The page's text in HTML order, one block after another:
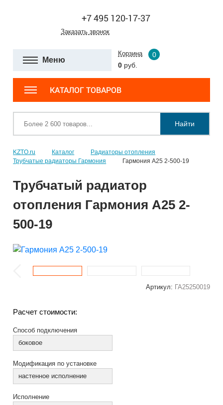
+7 495 120-17-37
Заказать звонок
Меню
Корзина
0
0 руб.
КАТАЛОГ ТОВАРОВ
Найти
KZTO.ru Каталог
Радиаторы отопления
Трубчатые радиаторы Гармония
Гармония А25 2-500-19
Трубчатый радиатор
отопления Гармония А25 2-
500-19
Артикул: ГА25250019
Расчет стоимости:
Способ подключения
боковое
Модификация по установке
настенное исполнение
Исполнение